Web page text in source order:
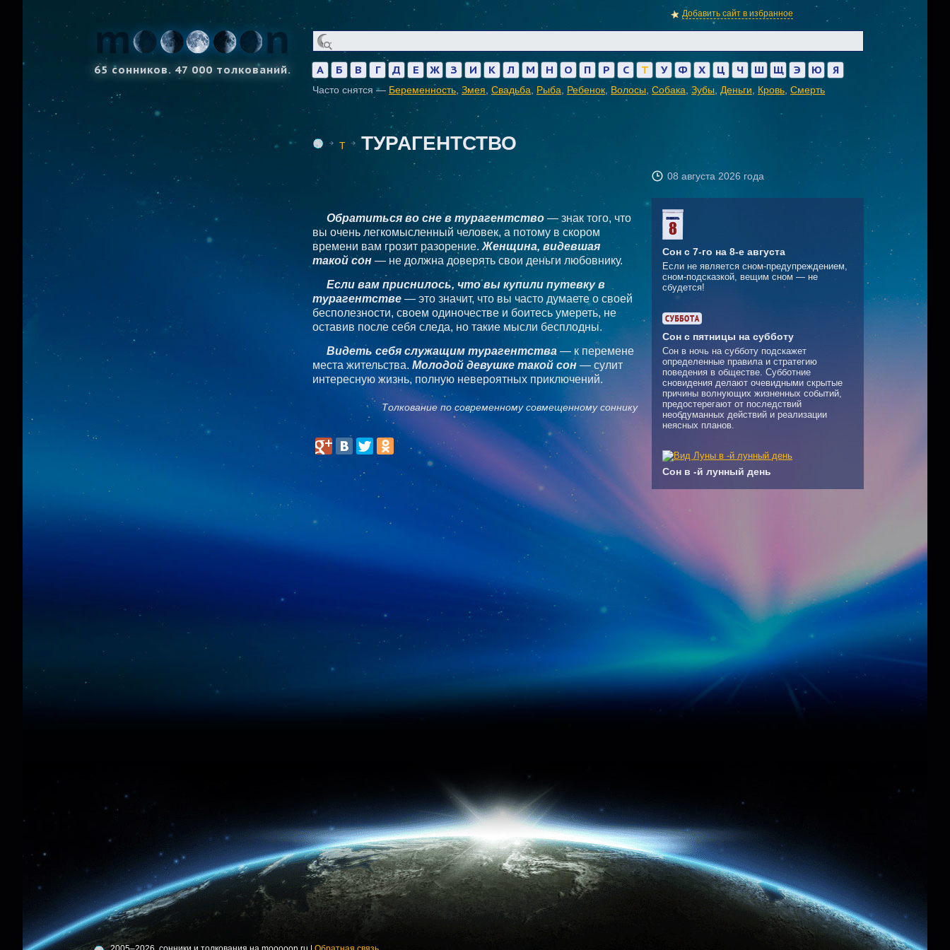
Добавить сайт в избранное
65 сонников. 47 000 толкований. А Б В Г Д Е Ж З И К Л М Н О П Р С Т У Ф Х Ц Ч Ш Щ Э Ю Я
Часто снятся — Беременность Змея Свадьба Рыба Ребенок Волосы Собака Зубы Деньги Кровь Смерть
Т ТУРАГЕНТСТВО
08 августа 2026 года
Обратиться во сне в турагентство — знак того, что
вы очень легкомысленный человек, а потому в скором
времени вам грозит разорение. Женщина, видевшая
такой сон — не должна доверять свои деньги любовнику.
Если вам приснилось, что вы купили путевку в
турагентстве — это значит, что вы часто думаете о своей
бесполезности, своем одиночестве и боитесь умереть, не
оставив после себя следа, но такие мысли бесплодны.
Видеть себя служащим турагентства — к перемене
места жительства. Молодой девушке такой сон — сулит
интересную жизнь, полную невероятных приключений.
Толкование по современному совмещенному соннику
Сон с 7-го на 8-е августа
Если не является сном-предупреждением,
сном-подсказкой, вещим сном — не
сбудется!
Сон с пятницы на субботу
Сон в ночь на субботу подскажет
определенные правила и стратегию
поведения в обществе. Субботние
сновидения делают очевидными скрытые
причины волнующих жизненных событий,
предостерегают от последствий
необдуманных действий и реализации
неясных планов.
Сон в -й лунный день